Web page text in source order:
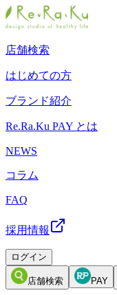
店舗検索
はじめての方
ブランド紹介
Re.Ra.Ku PAY とは
NEWS
コラム
FAQ
採用情報
ログイン
店舗検索 PAY